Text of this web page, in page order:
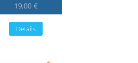
19,00 €
Details